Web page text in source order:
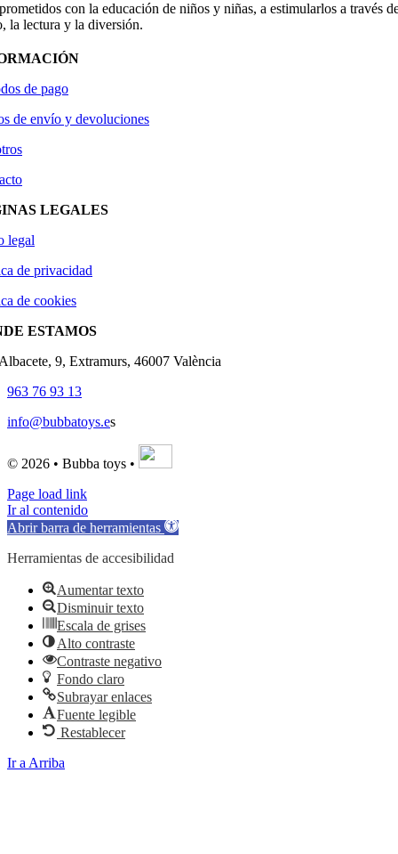
con la educación de niños y niñas, a estimularlos a través
la lectura y la diversión.
de pago
de envío y devoluciones
LEGALES
legal
de privacidad
de cookies
ESTAMOS
9, Extramurs, 46007 València
963 76 93 13
info@bubbatoys.es
© 2026 • Bubba toys •
Page load link
Ir al contenido
Abrir barra de herramientas
Herramientas de accesibilidad
Aumentar texto
Disminuir texto
Escala de grises
Alto contraste
Contraste negativo
Fondo claro
Subrayar enlaces
Fuente legible
Restablecer
Ir a Arriba